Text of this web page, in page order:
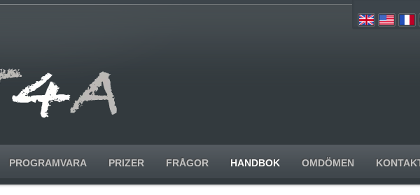
PROGRAMVARA PRIZER FRÅGOR HANDBOK OMDÖMEN